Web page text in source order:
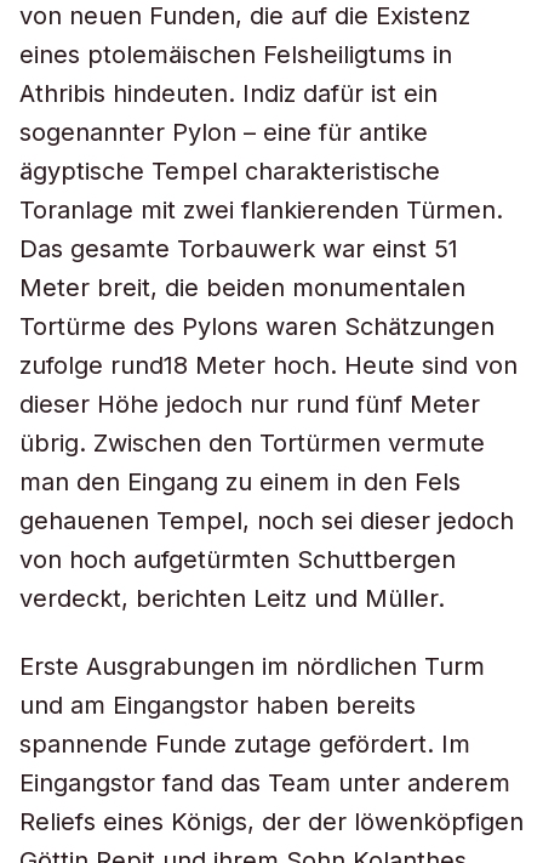
von neuen Funden, die auf die Existenz
eines ptolemäischen Felsheiligtums in
Athribis hindeuten. Indiz dafür ist ein
sogenannter Pylon – eine für antike
ägyptische Tempel charakteristische
Toranlage mit zwei flankierenden Türmen.
Das gesamte Torbauwerk war einst 51
Meter breit, die beiden monumentalen
Tortürme des Pylons waren Schätzungen
zufolge rund18 Meter hoch. Heute sind von
dieser Höhe jedoch nur rund fünf Meter
übrig. Zwischen den Tortürmen vermute
man den Eingang zu einem in den Fels
gehauenen Tempel, noch sei dieser jedoch
von hoch aufgetürmten Schuttbergen
verdeckt, berichten Leitz und Müller.
Erste Ausgrabungen im nördlichen Turm
und am Eingangstor haben bereits
spannende Funde zutage gefördert. Im
Eingangstor fand das Team unter anderem
Reliefs eines Königs, der der löwenköpfigen